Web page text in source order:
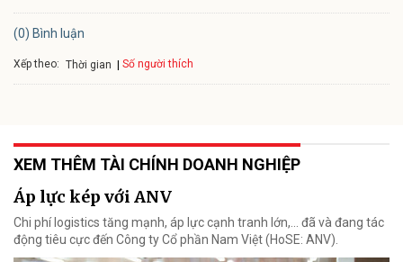
(0) Bình luận
Xếp theo: Thời gian Số người thích
XEM THÊM TÀI CHÍNH DOANH NGHIỆP
Áp lực kép với ANV
Chi phí logistics tăng mạnh, áp lực cạnh tranh lớn,... đã và đang tác
động tiêu cực đến Công ty Cổ phần Nam Việt (HoSE: ANV).